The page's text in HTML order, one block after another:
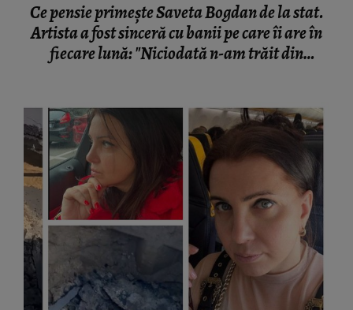
Ce pensie primește Saveta Bogdan de la stat.
Artista a fost sinceră cu banii pe care îi are în
fiecare lună: "Niciodată n-am trăit din